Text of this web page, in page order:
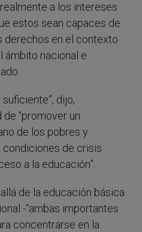
a los intereses
estos sean capaces de
derechos en el contexto
ámbito nacional e
suficiente”, dijo,
“promover un
de los pobres y
condiciones de crisis
a la educación”.
de la educación básica
-“ambas importantes
concentrarse en la